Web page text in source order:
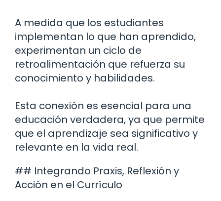
A medida que los estudiantes
implementan lo que han aprendido,
experimentan un ciclo de
retroalimentación que refuerza su
conocimiento y habilidades.
Esta conexión es esencial para una
educación verdadera, ya que permite
que el aprendizaje sea significativo y
relevante en la vida real.
## Integrando Praxis, Reflexión y
Acción en el Currículo